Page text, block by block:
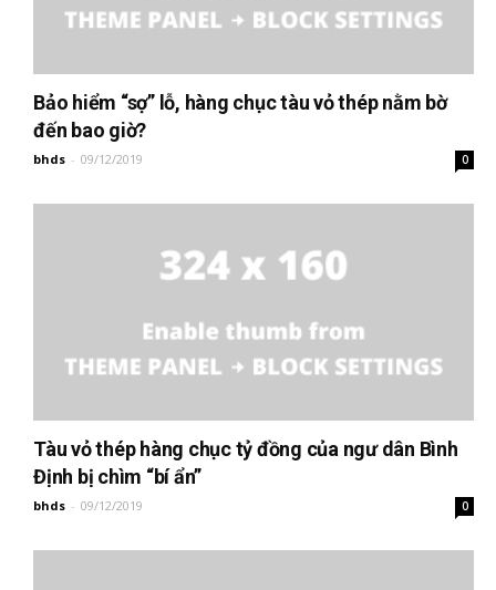
Bảo hiểm “sợ” lỗ, hàng chục tàu vỏ thép nằm bờ
đến bao giờ?
bhds - 09/12/2019 0
Tàu vỏ thép hàng chục tỷ đồng của ngư dân Bình
Định bị chìm “bí ẩn”
bhds - 09/12/2019 0